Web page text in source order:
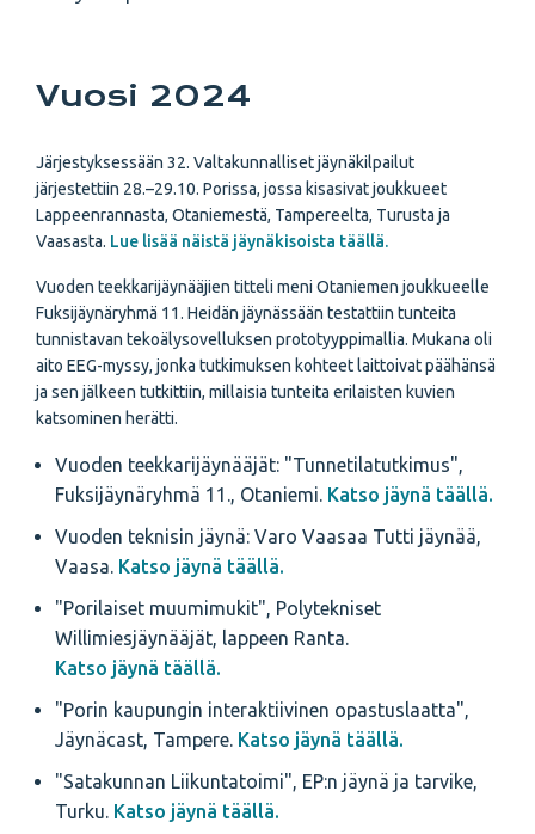
Vuosi 2024
Järjestyksessään 32. Valtakunnalliset jäynäkilpailut
järjestettiin 28.–29.10. Porissa, jossa kisasivat joukkueet
Lappeenrannasta, Otaniemestä, Tampereelta, Turusta ja
Vaasasta. Lue lisää näistä jäynäkisoista täällä.
Vuoden teekkarijäynääjien titteli meni Otaniemen joukkueelle
Fuksijäynäryhmä 11. Heidän jäynässään testattiin tunteita
tunnistavan tekoälysovelluksen prototyyppimallia. Mukana oli
aito EEG-myssy, jonka tutkimuksen kohteet laittoivat päähänsä
ja sen jälkeen tutkittiin, millaisia tunteita erilaisten kuvien
katsominen herätti.
Vuoden teekkarijäynääjät: "Tunnetilatutkimus",
Fuksijäynäryhmä 11., Otaniemi. Katso jäynä täällä.
Vuoden teknisin jäynä: Varo Vaasaa Tutti jäynää,
Vaasa. Katso jäynä täällä.
"Porilaiset muumimukit", Polytekniset
Willimiesjäynääjät, lappeen Ranta.
Katso jäynä täällä.
"Porin kaupungin interaktiivinen opastuslaatta",
Jäynäcast, Tampere. Katso jäynä täällä.
"Satakunnan Liikuntatoimi", EP:n jäynä ja tarvike,
Turku. Katso jäynä täällä.